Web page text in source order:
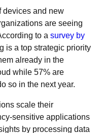
devices and new
are seeing
to a survey by
is a top strategic priority
already in the
while 57% are
so in the next year.
scale their
sensitive applications
by processing data